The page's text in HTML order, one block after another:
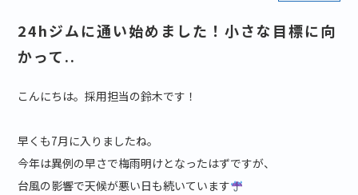
24hジムに通い始めました！小さな目標に向
かって..
こんにちは。採用担当の鈴木です！
早くも7月に入りましたね。
今年は異例の早さで梅雨明けとなったはずですが、
台風の影響で天候が悪い日も続いています